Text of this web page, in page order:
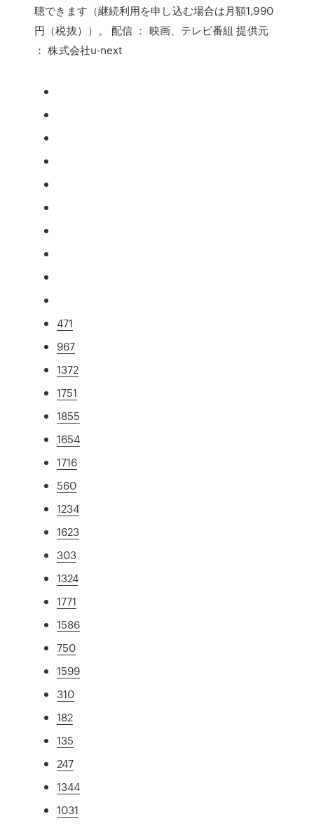
聴できます（継続利用を申し込む場合は月額1,990
円（税抜））。 配信 ： 映画、テレビ番組 提供元
： 株式会社u-next
471
967
1372
1751
1855
1654
1716
560
1234
1623
303
1324
1771
1586
750
1599
310
182
135
247
1344
1031